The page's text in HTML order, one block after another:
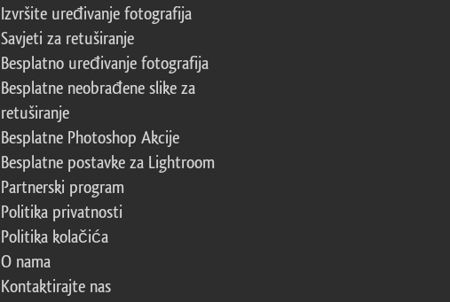
Izvršite uređivanje fotografija
Savjeti za retuširanje
Besplatno uređivanje fotografija
Besplatne neobrađene slike za
retuširanje
Besplatne Photoshop Akcije
Besplatne postavke za Lightroom
Partnerski program
Politika privatnosti
Politika kolačića
O nama
Kontaktirajte nas